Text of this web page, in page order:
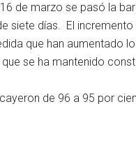
de marzo se pasó la
siete días. El
que han aumentado
se ha mantenido
de 96 a 95 por